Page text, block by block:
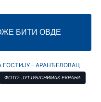
БИТИ ОВДЕ
– АРАНЂЕЛОВАЦ
ЦЕНТРИМА
ФОТО: ЈУТЈУБ/СНИМАК ЕКРАНА